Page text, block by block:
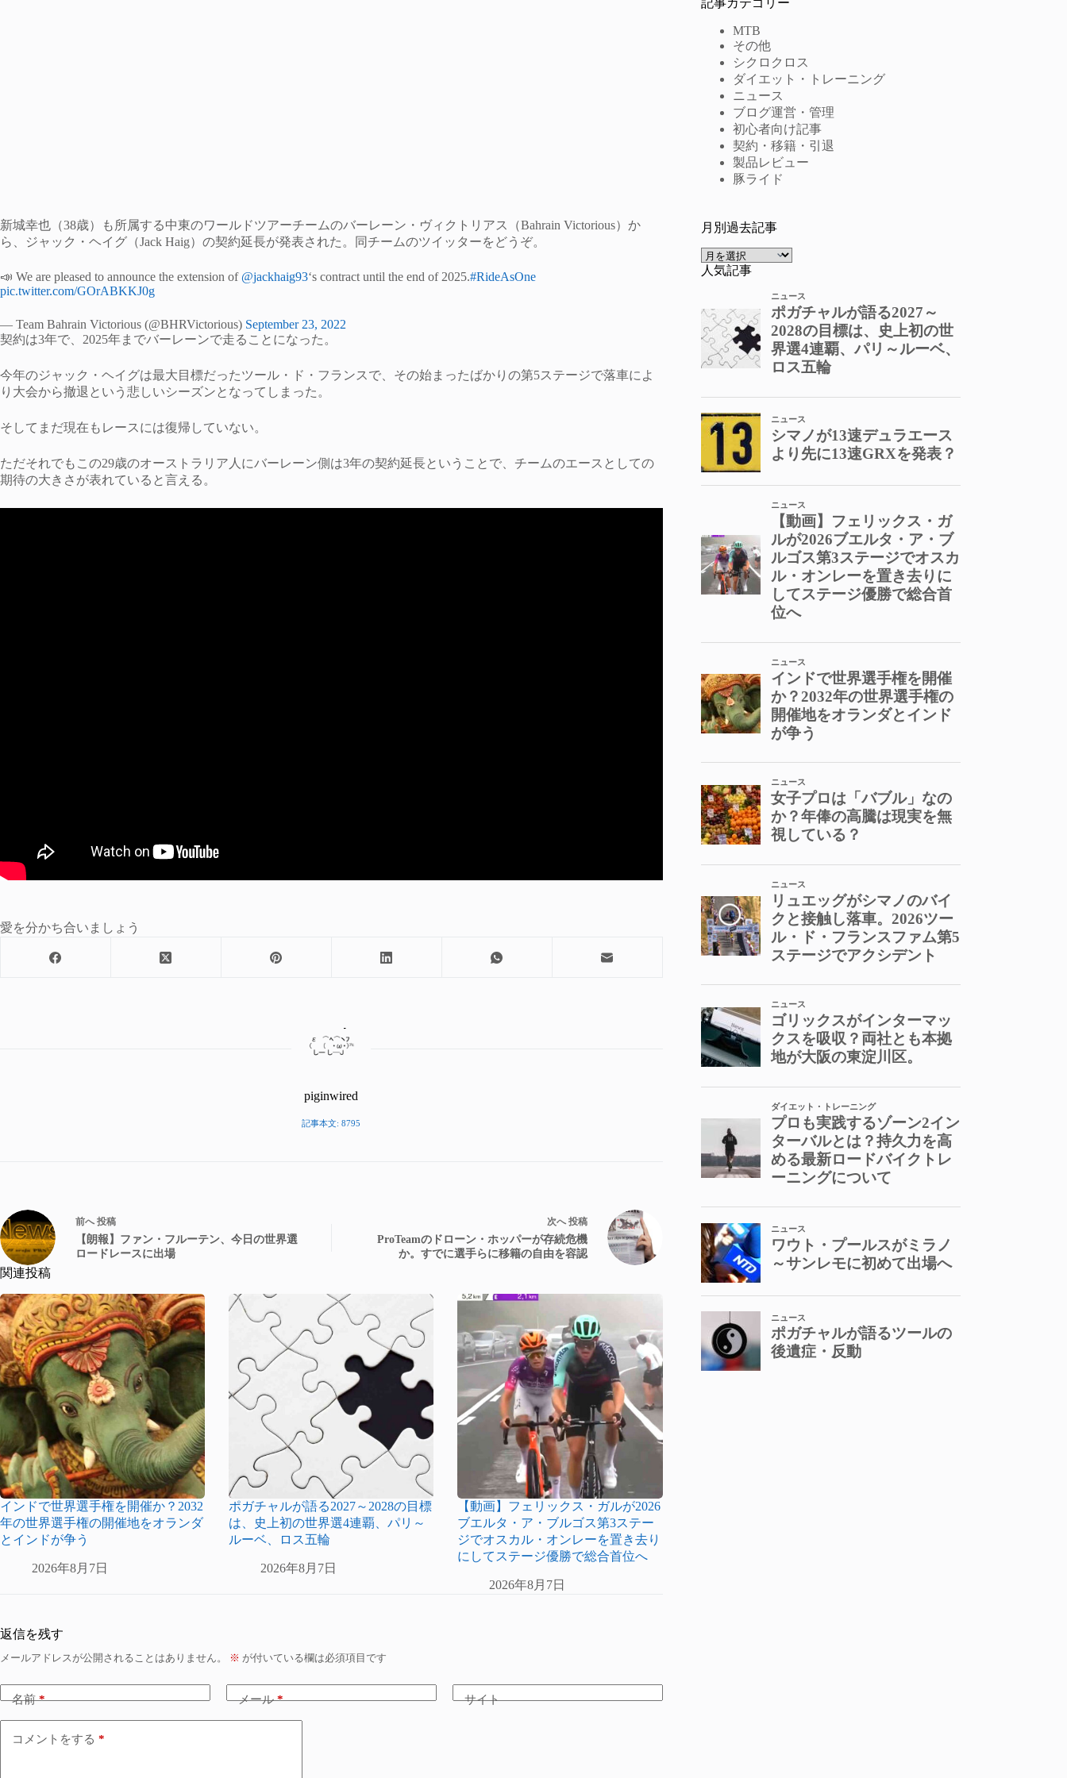
新城幸也（38歳）も所属する中東のワールドツアーチームのバーレーン・ヴィクトリアス（Bahrain Victorious）か
ら、ジャック・ヘイグ（Jack Haig）の契約延長が発表された。同チームのツイッターをどうぞ。
📣 We are pleased to announce the extension of @jackhaig93‘s contract until the end of 2025.#RideAsOne
pic.twitter.com/GOrABKKJ0g
— Team Bahrain Victorious (@BHRVictorious) September 23, 2022
契約は3年で、2025年までバーレーンで走ることになった。
今年のジャック・ヘイグは最大目標だったツール・ド・フランスで、その始まったばかりの第5ステージで落車によ
り大会から撤退という悲しいシーズンとなってしまった。
そしてまだ現在もレースには復帰していない。
ただそれでもこの29歳のオーストラリア人にバーレーン側は3年の契約延長ということで、チームのエースとしての
期待の大きさが表れていると言える。
愛を分かち合いましょう
piginwired
記事本文: 8795
前へ投稿
【朗報】ファン・フルーテン、今日の世界選
ロードレースに出場
次へ投稿
ProTeamのドローン・ホッパーが存続危機
か。すでに選手らに移籍の自由を容認
関連投稿
インドで世界選手権を開催か？2032
年の世界選手権の開催地をオランダ
とインドが争う
2026年8月7日
ポガチャルが語る2027～2028の目標
は、史上初の世界選4連覇、パリ～
ルーベ、ロス五輪
2026年8月7日
【動画】フェリックス・ガルが2026
ブエルタ・ア・ブルゴス第3ステー
ジでオスカル・オンレーを置き去り
にしてステージ優勝で総合首位へ
2026年8月7日
返信を残す
メールアドレスが公開されることはありません。 ※ が付いている欄は必須項目です
名前* メール* サイト
コメントをする *
MTB
その他
シクロクロス
ダイエット・トレーニング
ニュース
ブログ運営・管理
初心者向け記事
契約・移籍・引退
製品レビュー
豚ライド
月別過去記事
ア
ー
ブ
人気記事